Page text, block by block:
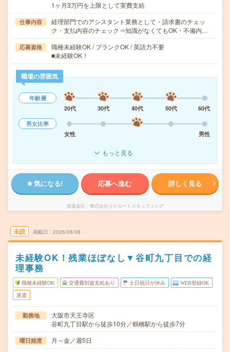
1ヶ月3万円を上限として実費支給
仕事内容
経理部門でのアシスタント業務として・請求書のチェッ
ク・支払内容のチェック⇒知識がなくてもOK・不備内…
応募資格
職種未経験OK / ブランクOK / 英語力不要
■未経験OK！
職場の雰囲気
年齢層
20代
30代 40代 50代
60代
男女比率
女性
男性
もっと見る
気になる! 応募へ進む 詳しく見る
派遣会社 株式会社リクルートスタッフィング
未読 掲載日 2026/08/08
未経験OK！残業ほぼなし▼谷町九丁目での経
理事務
職種未経験OK 交通費別途支給あり 土日祝日が休み WEB登録OK
派遣
勤務地
大阪市天王寺区
谷町九丁目駅から徒歩10分／鶴橋駅から徒歩7分
曜日頻度 月～金／週5日